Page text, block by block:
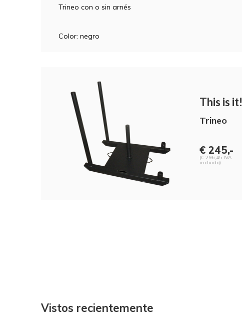
Trineo con o sin arnés
Color: negro
This is it!
Trineo
€ 245,-
(€ 296,45 IVA
incluido)
Vistos recientemente